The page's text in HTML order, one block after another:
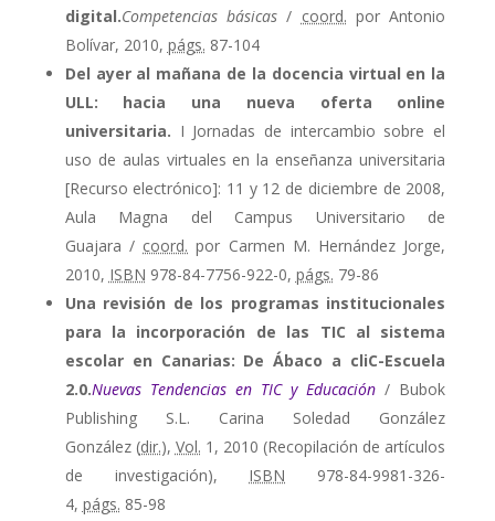
digital.Competencias básicas/ coord. por Antonio
Bolívar, 2010, págs. 87-104
Del ayer al mañana de la docencia virtual en la
ULL: hacia una nueva oferta online
universitaria. I Jornadas de intercambio sobre el
uso de aulas virtuales en la enseñanza universitaria
[Recurso electrónico]: 11 y 12 de diciembre de 2008,
Aula Magna del Campus Universitario de
Guajara / coord. por Carmen M. Hernández Jorge,
2010, ISBN 978-84-7756-922-0, págs. 79-86
Una revisión de los programas institucionales
para la incorporación de las TIC al sistema
escolar en Canarias: De Ábaco a cliC-Escuela
2.0.Nuevas Tendencias en TIC y Educación / Bubok
Publishing S.L. Carina Soledad González
González (dir.), Vol. 1, 2010 (Recopilación de artículos
de investigación), ISBN 978-84-9981-326-
4, págs. 85-98